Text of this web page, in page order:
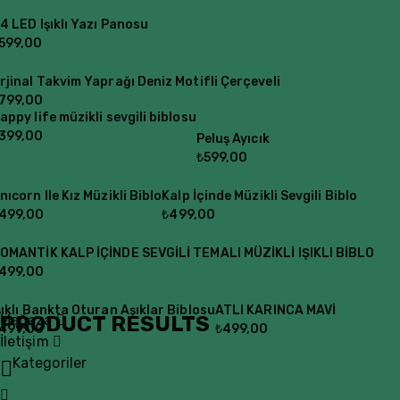
LED Işıklı Yazı Panosu
Takvim Yaprağı Deniz Motifli Çerçeveli
life müzikli sevgili biblosu
Peluş Ayıcık
₺599,00
Ile Kız Müzikli Biblo Kalp İçinde Müzikli Sevgili Biblo
₺499,00
KALP İÇİNDE SEVGİLİ TEMALI MÜZİKLİ IŞIKLI BİBLO
Bankta Oturan Aşıklar BiblosuATLI KARINCA MAVİ
₺499,00
PRODUCT RESULTS
Mağaza
İletişim
Kategoriler